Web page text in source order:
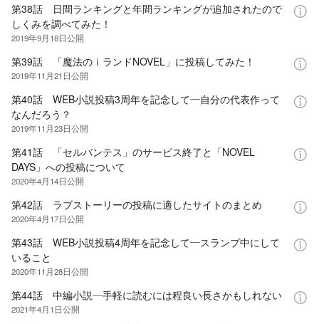
第38話 日間ランキングと年間ランキングが追加されたので
しくみを調べてみた！
2019年9月18日公開
第39話 「魔法のｉランドNOVEL」に投稿してみた！
2019年11月21日公開
第40話 WEB小説投稿3周年を記念して—自分の代表作って
なんだろう？
2019年11月23日公開
第41話 「セルバンテス」のサービス終了と「NOVEL
DAYS」への投稿について
2020年4月14日公開
第42話 ラブストーリーの投稿に適したサイトのまとめ
2020年4月17日公開
第43話 WEB小説投稿4周年を記念して—スランプ中にして
いること
2020年11月28日公開
第44話 中編小説―手軽に読むには程良い長さかもしれない
2021年4月1日公開